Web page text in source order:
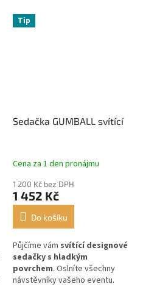
Tip
Sedačka GUMBALL svítící
Cena za 1 den pronájmu
1 200 Kč bez DPH
1 452 Kč
Do košíku
Půjčíme vám svítící designové
sedačky s hladkým
povrchem. Oslníte všechny
návstěvníky vašeho eventu.